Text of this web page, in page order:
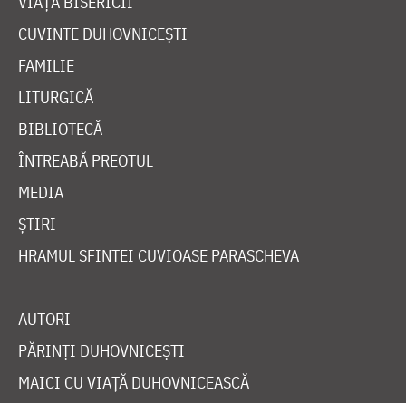
CUVINTE DUHOVNICEȘTI
FAMILIE
LITURGICĂ
BIBLIOTECĂ
ÎNTREABĂ PREOTUL
MEDIA
ȘTIRI
HRAMUL SFINTEI CUVIOASE PARASCHEVA
AUTORI
PĂRINȚI DUHOVNICEȘTI
MAICI CU VIAȚĂ DUHOVNICEASCĂ